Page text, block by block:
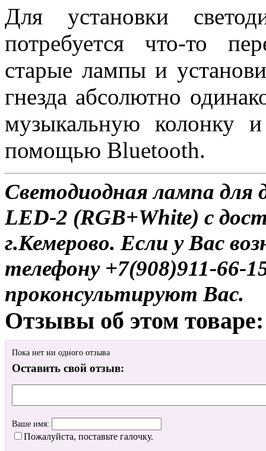
Для установки
потребуется что-то
старые лампы и
гнезда абсолютно
музыкальную колонку
помощью Bluetooth.
Светодиодная лампа для
LED-2 (RGB+White) с
г.Кемерово. Если у Вас
телефону +7(908)911-
проконсультируют Вас.
Отзывы об этом товаре:
Пока нет ни одного отзыва
Оставить свой отзыв:
Ваше имя:
Пожалуйста, поставьте галочку.